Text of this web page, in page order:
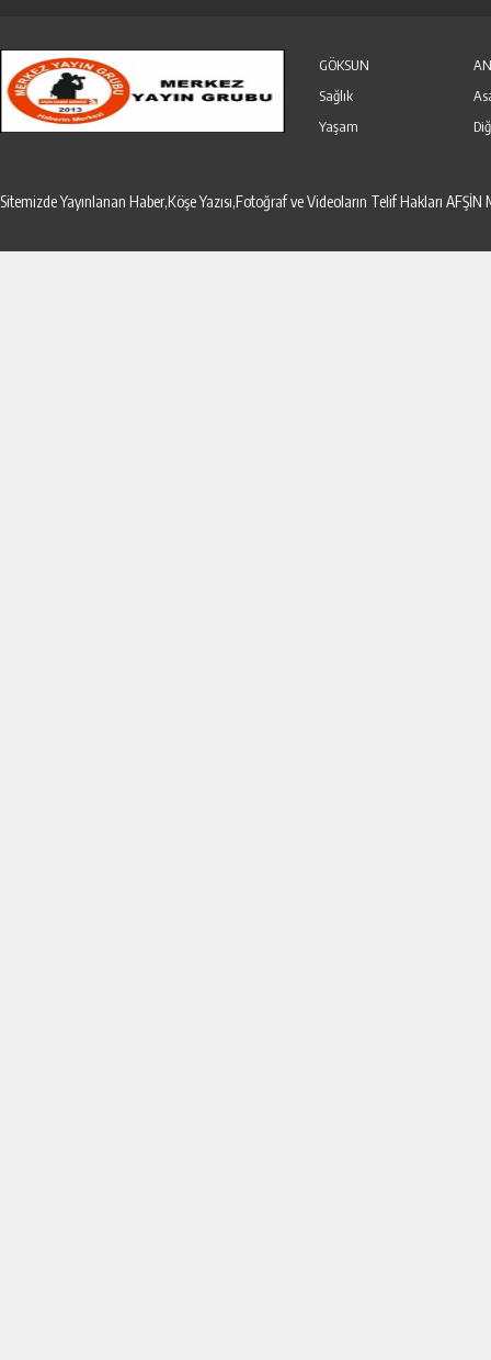
GÖKSUN
Sağlık
Yaşam
Sitemizde Yayınlanan Haber,Köşe Yazısı,Fotoğraf ve Videoların Telif Hakları